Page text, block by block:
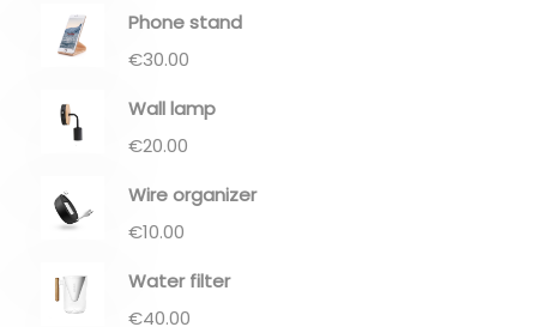
Phone stand
€30.00
Wall lamp
€20.00
Wire organizer
€10.00
Water filter
€40.00